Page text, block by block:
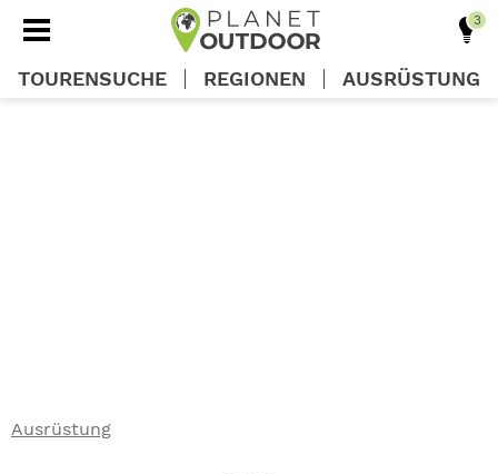
Ausrüstung
TOURENSUCHE REGIONEN AUSRÜSTUNG